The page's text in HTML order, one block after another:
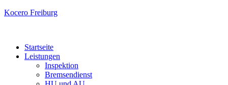
Kocero Freiburg
Startseite
Leistungen
Inspektion
Bremsendienst